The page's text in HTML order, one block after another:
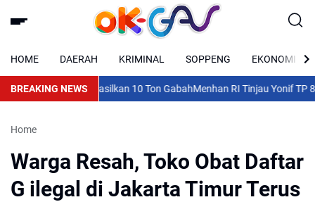
HOME DAERAH KRIMINAL SOPPENG EKONOMI
BREAKING NEWS
Bali Lestari Hasilkan 10 Ton GabahMenhan RI Tinjau Yonif TP
Home
Warga Resah, Toko Obat Daftar
G ilegal di Jakarta Timur Terus